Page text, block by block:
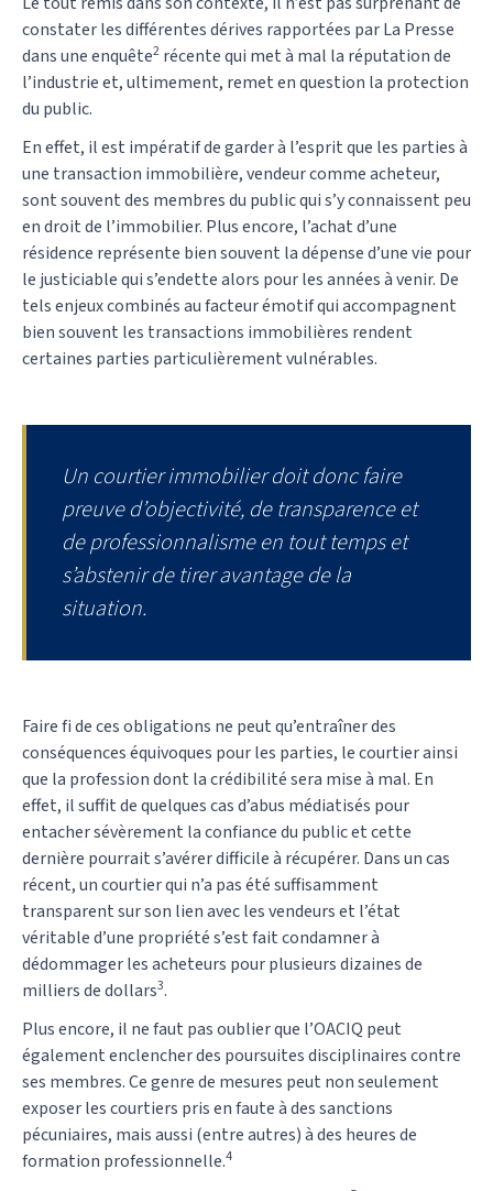
constater les différentes dérives rapportées par La Presse
dans une enquête2 récente qui met à mal la réputation de
l’industrie et, ultimement, remet en question la protection
du public.
En effet, il est impératif de garder à l’esprit que les parties à
une transaction immobilière, vendeur comme acheteur,
sont souvent des membres du public qui s’y connaissent peu
en droit de l’immobilier. Plus encore, l’achat d’une
résidence représente bien souvent la dépense d’une vie pour
le justiciable qui s’endette alors pour les années à venir. De
tels enjeux combinés au facteur émotif qui accompagnent
bien souvent les transactions immobilières rendent
certaines parties particulièrement vulnérables.
Un courtier immobilier doit donc faire
preuve d’objectivité, de transparence et
de professionnalisme en tout temps et
s’abstenir de tirer avantage de la
situation.
Faire fi de ces obligations ne peut qu’entraîner des
conséquences équivoques pour les parties, le courtier ainsi
que la profession dont la crédibilité sera mise à mal. En
effet, il suffit de quelques cas d’abus médiatisés pour
entacher sévèrement la confiance du public et cette
dernière pourrait s’avérer difficile à récupérer. Dans un cas
récent, un courtier qui n’a pas été suffisamment
transparent sur son lien avec les vendeurs et l’état
véritable d’une propriété s’est fait condamner à
dédommager les acheteurs pour plusieurs dizaines de
milliers de dollars3.
Plus encore, il ne faut pas oublier que l’OACIQ peut
également enclencher des poursuites disciplinaires contre
ses membres. Ce genre de mesures peut non seulement
exposer les courtiers pris en faute à des sanctions
pécuniaires, mais aussi (entre autres) à des heures de
formation professionnelle.4